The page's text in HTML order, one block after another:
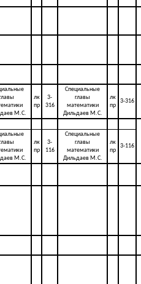
М.С.
лк
пр
3-
316
Специальные
главы
математики
Дильдаев М.С.
лк
пр
3-316
М.С.
лк
пр
3-
116
Специальные
главы
математики
Дильдаев М.С.
лк
пр
3-116